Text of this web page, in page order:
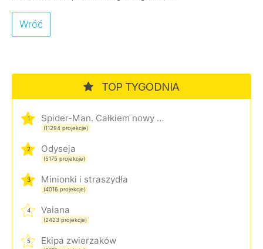
Wróć
TOP TYGODNIA
1 Spider-Man. Całkiem nowy dzień
(11294 projekcje)
2 Odyseja
(5175 projekcje)
3 Minionki i straszydła
(4016 projekcje)
4 Vaiana
(2423 projekcje)
5 Ekipa zwierzaków